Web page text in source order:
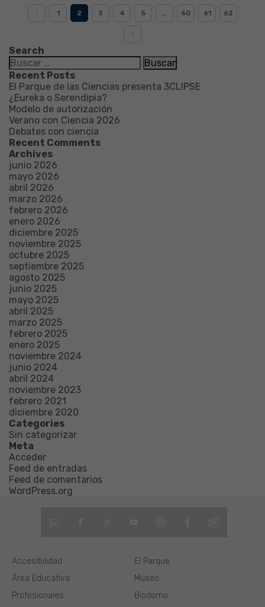
1 2 3 4 5 … 60 61 62
Search
Buscar:
Recent Posts
El Parque de las Ciencias presenta 3CLIPSE
¿Eureka o Serendipia?
Modelo de autorización
Verano con Ciencia 2026
Debates con ciencia
Recent Comments
Archives
junio 2026
mayo 2026
abril 2026
marzo 2026
febrero 2026
enero 2026
diciembre 2025
noviembre 2025
octubre 2025
septiembre 2025
agosto 2025
junio 2025
mayo 2025
abril 2025
marzo 2025
febrero 2025
enero 2025
noviembre 2024
junio 2024
abril 2024
noviembre 2023
febrero 2021
diciembre 2020
Categories
Sin categorizar
Meta
Acceder
Feed de entradas
Feed de comentarios
WordPress.org
El Parque
Museo
Biodomo
Área Educativa
Profesionales
Accesibilidad